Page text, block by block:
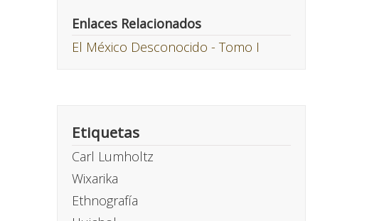
Enlaces Relacionados
El México Desconocido - Tomo I
Etiquetas
Carl Lumholtz
Wixarika
Ethnografía